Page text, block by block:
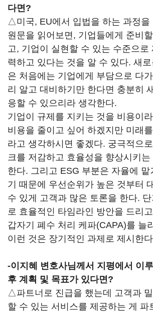
다면?
△미국, EU에서 입법을 하는 과정을
원문을 읽어보면, 기업들에게 준비
고, 기업이 실현할 수 있는 수준으로
력하고 있다는 것을 알 수 있다. 새
은 처음에는 기업에게 부담으로 다
리 알고 대비하기만 한다면 충분히
응할 수 있으리라 생각한다.
기업이 규제를 지키는 것을 비용이
비용을 줄이고 싶어 하겠지만 미래
라고 생각하시면 좋겠다. 궁극적으
크를 저감하고 효율성을 향상시키
한다. 그리고 ESG 부분은 자율에 맡
기 때문에 우선순위가 높은 것부터
수 있게 고객과 많은 토론을 한다. 단
로 효율적인 타임라인 방안을 드리
갑자기 폐수 처리 케파(CAPA)를 늘
이런 것은 장기적인 과제로 제시한
-이지혜 변호사님께서 지평에서 이
후 계획 및 목표가 있다면?
△파트너로 진급을 했는데 고객과
할 수 있는 서비스를 제공하는 게 파